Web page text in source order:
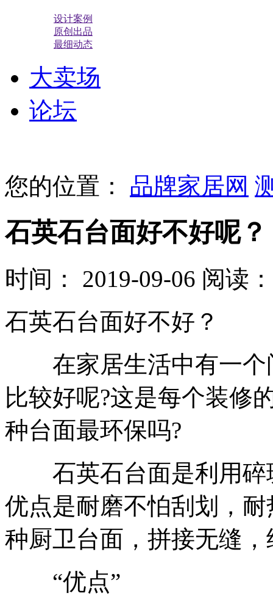
设计案例
原创出品
最细动态
大卖场
论坛
您的位置： 品牌家居网
石英石台面好不好呢？
时间： 2019-09-06 阅读
石英石台面好不好？
在家居生活中有一个
比较好呢?这是每个装修
种台面最环保吗?
石英石台面是利用碎
优点是耐磨不怕刮划，
种厨卫台面，拼接无缝
“优点”